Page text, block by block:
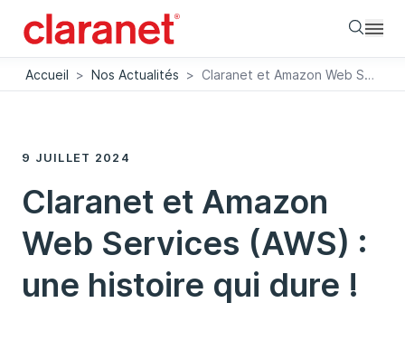
Accueil > Nos Actualités > Claranet et Amazon Web Services (AWS) : une histoire qui dure !
9 JUILLET 2024
Claranet et Amazon
Web Services (AWS) :
une histoire qui dure !